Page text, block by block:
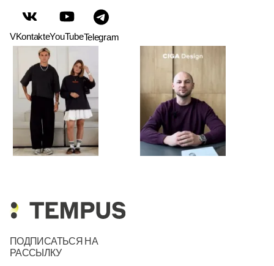
VKontakteYouTubeTelegram
ПОДПИСАТЬСЯ НА
РАССЫЛКУ